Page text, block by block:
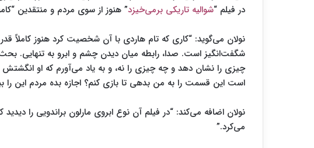
در فیلم “شوالیه تاریکی برمی‌خیزد” هنوز از سوی مردم و منتقدین
نولان می‌گوید: “کاری که تام هاردی با آن شخصیت کرد هنوز کاملاً
شگفت‌انگیز است. صدا، رابطه‌ میان دیدن چشم و ابرو به تنهایی.
چیزی را نشان دهد و چه چیزی را نه، و به یاد می‌آورم که او
است این قسمت را به من بدهی تا بازی کنم؟ اجازه بده مردم این را
نولان اضافه می‌کند: “در فیلم آن نوع ابروی مارلون براندویی را
می‌کرد.”